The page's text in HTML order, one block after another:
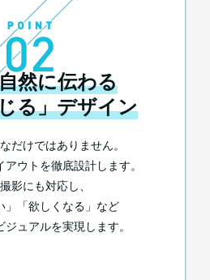
然に伝わる
る」デザイン
だけではありません。
ウトを徹底設計します。
影にも対応し、
」「欲しくなる」など
ュアルを実現します。